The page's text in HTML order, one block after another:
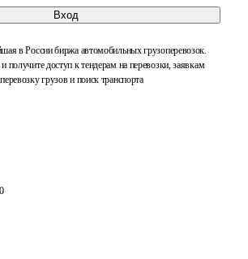
Вход
в России биржа автомобильных грузоперевозок.
и получите доступ к тендерам на перевозки, заявкам
грузов и поиск транспорта